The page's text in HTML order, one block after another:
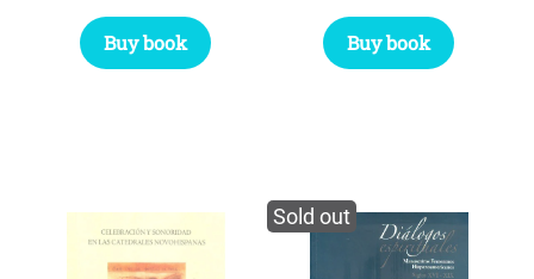
Buy book Buy book
Sold out